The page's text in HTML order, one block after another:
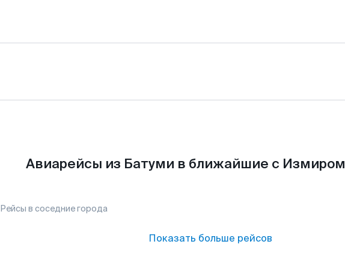
Авиарейсы из Батуми в ближайшие с
Рейсы в соседние города
Показать больше рейсов